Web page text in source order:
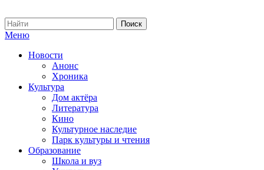
Меню
Новости
Анонс
Хроника
Культура
Дом актёра
Литература
Кино
Культурное наследие
Парк культуры и чтения
Образование
Школа и вуз